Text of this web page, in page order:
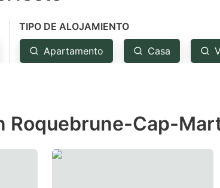
TIPO DE ALOJAMIENTO
Apartamento Casa
Roquebrune-Cap-